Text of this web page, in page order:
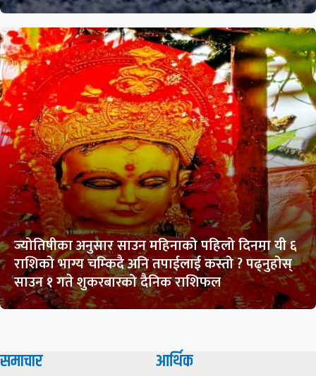
ज्योतिषीका अनुसार साउन महिनाको पहिलो दिनमा यी ६
राशिको भाग्य चम्किदै अनि तपाईलाई कस्तो ? पढ्नुहोस्
साउन १ गते शुकरबारको दैनिक राशिफल
समाचार आर्थिक